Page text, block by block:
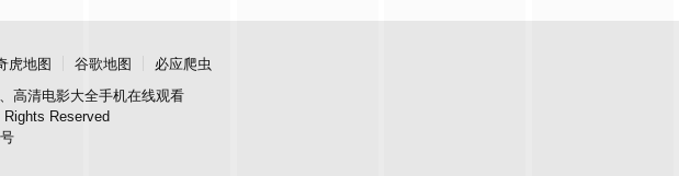
虎地图 谷歌地图
必应爬虫
高清电影大全手机在线观看
Reserved